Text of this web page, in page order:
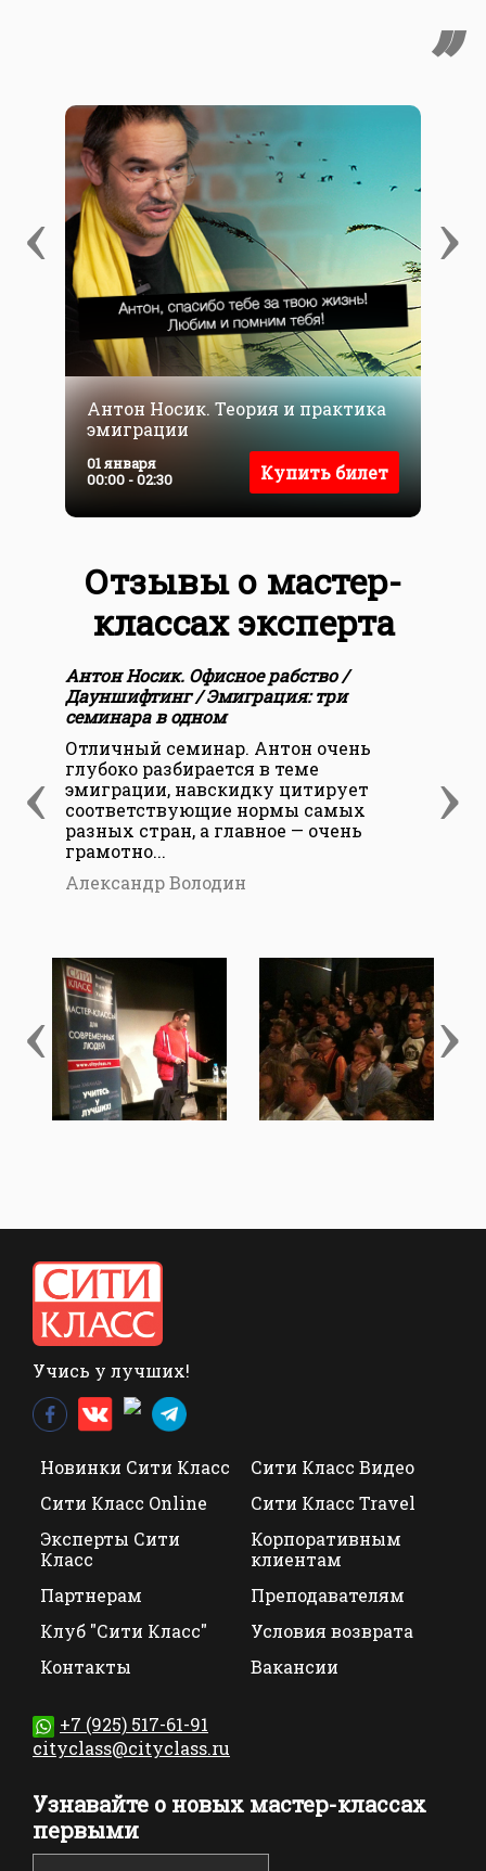
‹ ›
Антон Носик. Теория и практика
эмиграции
01 января
00:00 - 02:30
Купить билет
Отзывы о мастер-
классах эксперта
‹ ›
Антон Носик. Офисное рабство /
Дауншифтинг / Эмиграция: три
семинара в одном
Отличный семинар. Антон очень
глубоко разбирается в теме
эмиграции, навскидку цитирует
соответствующие нормы самых
разных стран, а главное — очень
грамотно...
Александр Володин
‹ ›
Учись у лучших!
Новинки Сити Класс
Сити Класс Видео
Сити Класс Online
Сити Класс Travel
Эксперты Сити
Класс
Корпоративным
клиентам
Партнерам
Преподавателям
Клуб "Сити Класс"
Условия возврата
Контакты
Вакансии
+7 (925) 517-61-91
cityclass@cityclass.ru
Узнавайте о новых мастер-классах
первыми